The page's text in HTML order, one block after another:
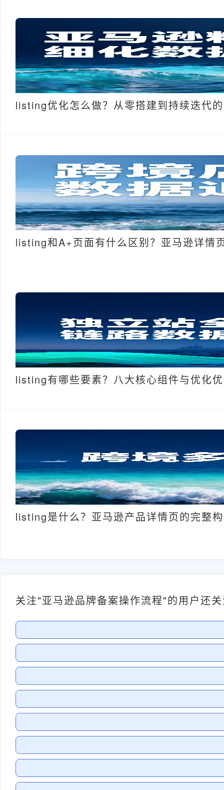
listing优化怎么做？从零搭建到持续迭代
listing和A+页面有什么区别？亚马逊详情
listing有哪些要素？八大核心组件与优化
listing是什么？亚马逊产品详情页的完整
关注"亚马逊品牌备案操作流程"的用户还